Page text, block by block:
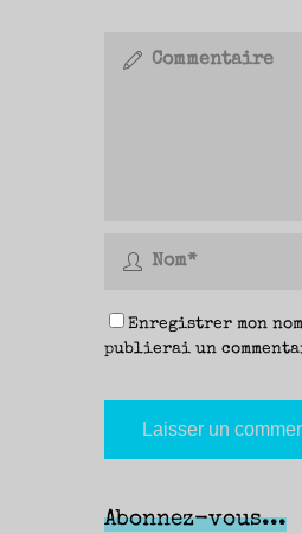
Enregistrer mon
publierai un
Abonnez-vous...